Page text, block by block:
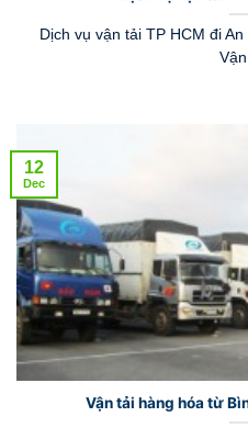
Dịch vụ vận tải TP HCM đi
Vận tải hàng hóa từ
12
Dec